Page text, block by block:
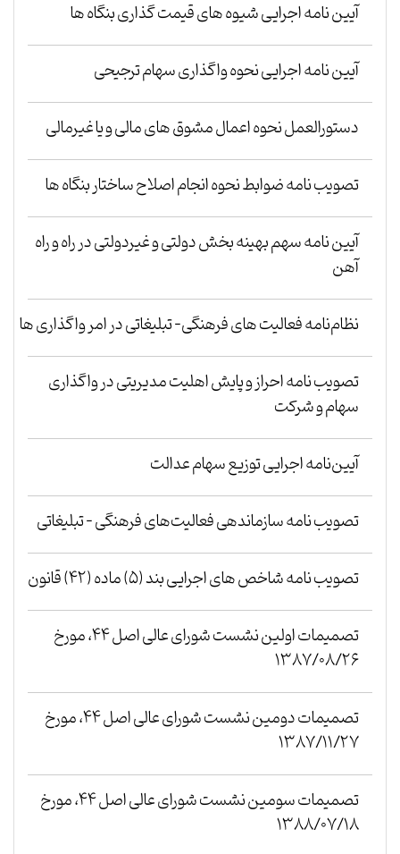
آیین نامه اجرایی شیوه های قیمت گذاری بنگاه ها
آیین نامه اجرایی نحوه واگذاری سهام ترجیحی
دستورالعمل نحوه اعمال مشوق های مالی و یا غیرمالی
تصویب نامه ضوابط نحوه انجام اصلاح ساختار بنگاه ها
آیین نامه سهم بهینه بخش دولتی و غیردولتی در راه و راه
آهن
نظام‌نامه فعالیت های فرهنگی- تبلیغاتی در امر واگذاری ها
تصویب نامه احراز و پایش اهلیت مدیریتی در واگذاری
سهام و شرکت
آیین‌نامه اجرایی توزیع سهام عدالت
تصویب نامه سازماندهی فعالیت‌های فرهنگی - تبلیغاتی
تصویب نامه شاخص های اجرایی بند (۵) ماده (۴۲) قانون
تصمیمات اولین نشست شورای عالی اصل ۴۴، مورخ
۱۳۸۷/۰۸/۲۶
تصمیمات دومین نشست شورای عالی اصل ۴۴، مورخ
۱۳۸۷/۱۱/۲۷
تصمیمات سومین نشست شورای عالی اصل ۴۴، مورخ
۱۳۸۸/۰۷/۱۸